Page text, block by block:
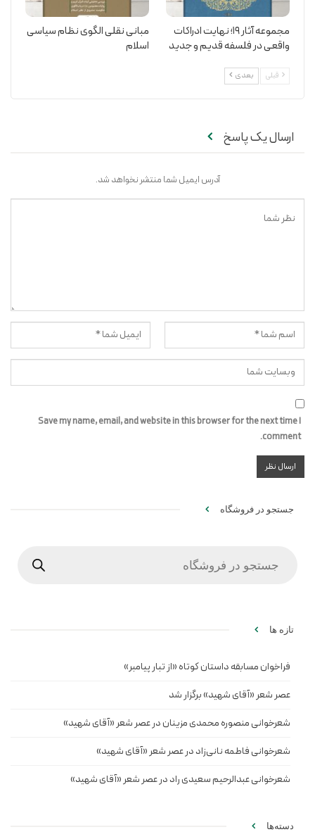
مجموعه آثار 19؛ نهایت ادراکات
واقعی در فلسفه قدیم و جدید
مبانی نقلی الگوی نظام سیاسی
اسلام
قبلی بعدی
ارسال یک پاسخ
آدرس ایمیل شما منتشر نخواهد شد.
Save my name, email, and website in this browser for the next time I
comment.
جستجو در فروشگاه
تازه ها
فراخوان مسابقه داستان کوتاه «از تبار پیامبر»
عصر شعر «آقای شهید» برگزار شد
شعرخوانی منصوره محمدی مزینان در عصر شعر «آقای شهید»
شعرخوانی فاطمه نانی‌زاد در عصر شعر «آقای شهید»
شعرخوانی عبدالرحیم سعیدی راد در عصر شعر «آقای شهید»
دسته‌ها